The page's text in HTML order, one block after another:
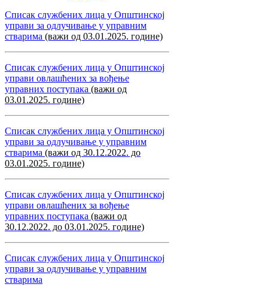
Списак службених лица у Општинској
управи за одлучивање у управним
стварима (важи од 03.01.2025. године)
Списак службених лица у Општинској
управи овлашћених за вођење
управних поступака (важи од
03.01.2025. године)
Списак службених лица у Општинској
управи за одлучивање у управним
стварима (важи од 30.12.2022. до
03.01.2025. године)
Списак службених лица у Општинској
управи овлашћених за вођење
управних поступака (важи од
30.12.2022. до 03.01.2025. године)
Списак службених лица у Општинској
управи за одлучивање у управним
стварима